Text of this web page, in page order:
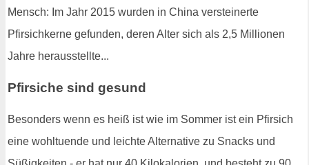
Mensch: Im Jahr 2015 wurden in China versteinerte
Pfirsichkerne gefunden, deren Alter sich als 2,5 Millionen
Jahre herausstellte...
Pfirsiche sind gesund
Besonders wenn es heiß ist wie im Sommer ist ein Pfirsich
eine wohltuende und leichte Alternative zu Snacks und